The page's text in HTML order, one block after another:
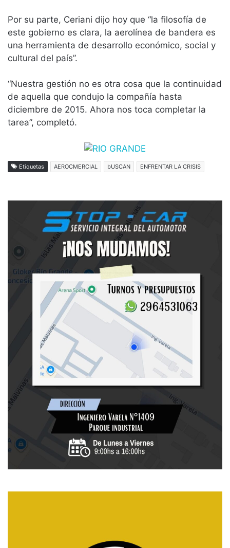
Por su parte, Ceriani dijo hoy que “la filosofía de
este gobierno es clara, la aerolínea de bandera es
una herramienta de desarrollo económico, social y
cultural del país”.
“Nuestra gestión no es otra cosa que la continuidad
de aquella que condujo la compañía hasta
diciembre de 2015. Ahora nos toca completar la
tarea”, completó.
Etiquetas AEROCMERCIAL bUSCAN ENFRENTAR LA CRISIS